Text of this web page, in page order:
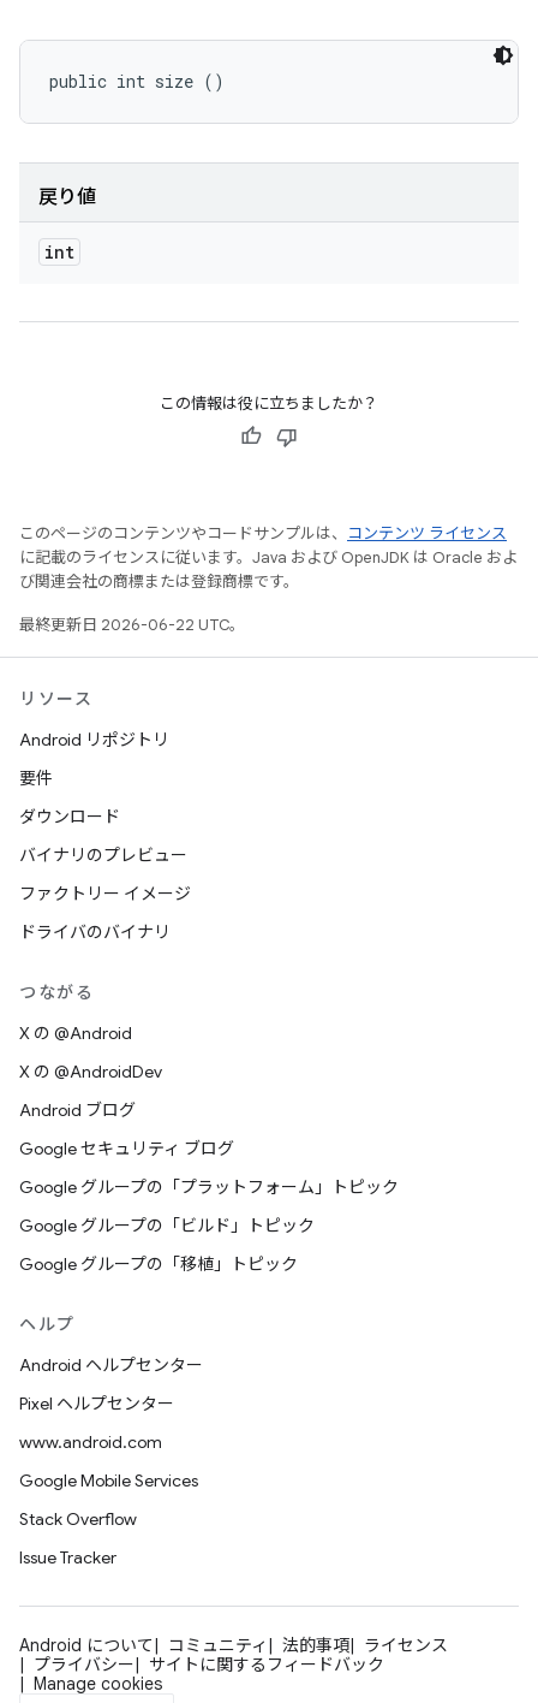
public int size ()
戻り値
int
この情報は役に立ちましたか？
このページのコンテンツやコードサンプルは、
コンテンツ ライセンス
に記載のライセンスに従います。Java および OpenJDK は Oracle およ
び関連会社の商標または登録商標です。
最終更新日 2026-06-22 UTC。
リソース
Android リポジトリ
要件
ダウンロード
バイナリのプレビュー
ファクトリー イメージ
ドライバのバイナリ
つながる
X の @Android
X の @AndroidDev
Android ブログ
Google セキュリティ ブログ
Google グループの「プラットフォーム」トピック
Google グループの「ビルド」トピック
Google グループの「移植」トピック
ヘルプ
Android ヘルプセンター
Pixel ヘルプセンター
www.android.com
Google Mobile Services
Stack Overflow
Issue Tracker
Android について コミュニティ 法的事項
ライセンス
プライバシー
サイトに関するフィードバック
Manage cookies